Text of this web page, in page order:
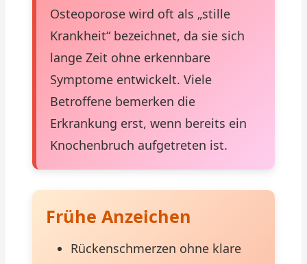
Osteoporose wird oft als „stille
Krankheit“ bezeichnet, da sie sich
lange Zeit ohne erkennbare
Symptome entwickelt. Viele
Betroffene bemerken die
Erkrankung erst, wenn bereits ein
Knochenbruch aufgetreten ist.
Frühe Anzeichen
Rückenschmerzen ohne klare